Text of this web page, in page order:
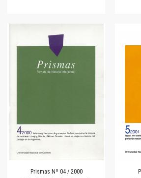
Prismas Nº 04 / 2000